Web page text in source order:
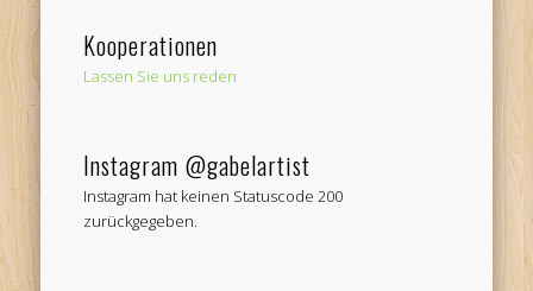
Kooperationen
Lassen Sie uns reden
Instagram @gabelartist
Instagram hat keinen Statuscode 200
zurückgegeben.